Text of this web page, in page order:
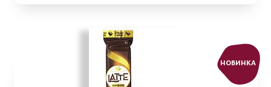
НОВИНКА